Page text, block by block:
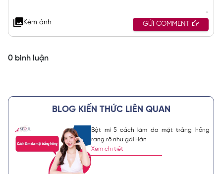
Kèm ảnh GỬI COMMENT
0 bình luận
BLOG KIẾN THỨC LIÊN QUAN
Bật mí 5 cách làm da mặt trắng hồng
rạng rỡ như gái Hàn
Xem chi tiết